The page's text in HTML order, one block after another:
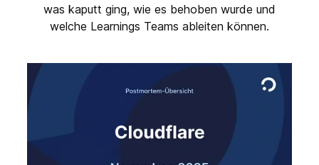
was kaputt ging, wie es behoben wurde und
welche Learnings Teams ableiten können.